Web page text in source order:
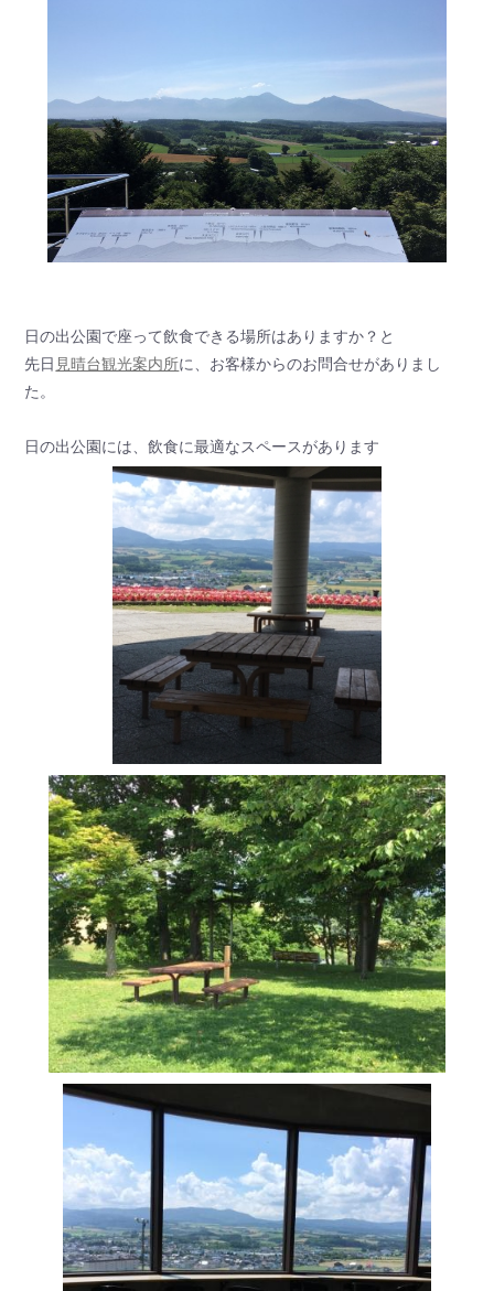
日の出公園で座って飲食できる場所はありますか？と
先日 見晴台観光案内所に、お客様からのお問合せがありまし
た。
日の出公園には、飲食に最適なスペースがあります